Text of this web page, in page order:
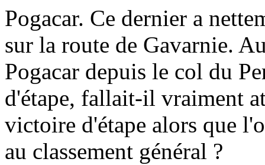
Pogacar. Ce dernier a
sur la route de Gavarnie.
Pogacar depuis le col du
d'étape, fallait-il vraiment
victoire d'étape alors que
au classement général ?